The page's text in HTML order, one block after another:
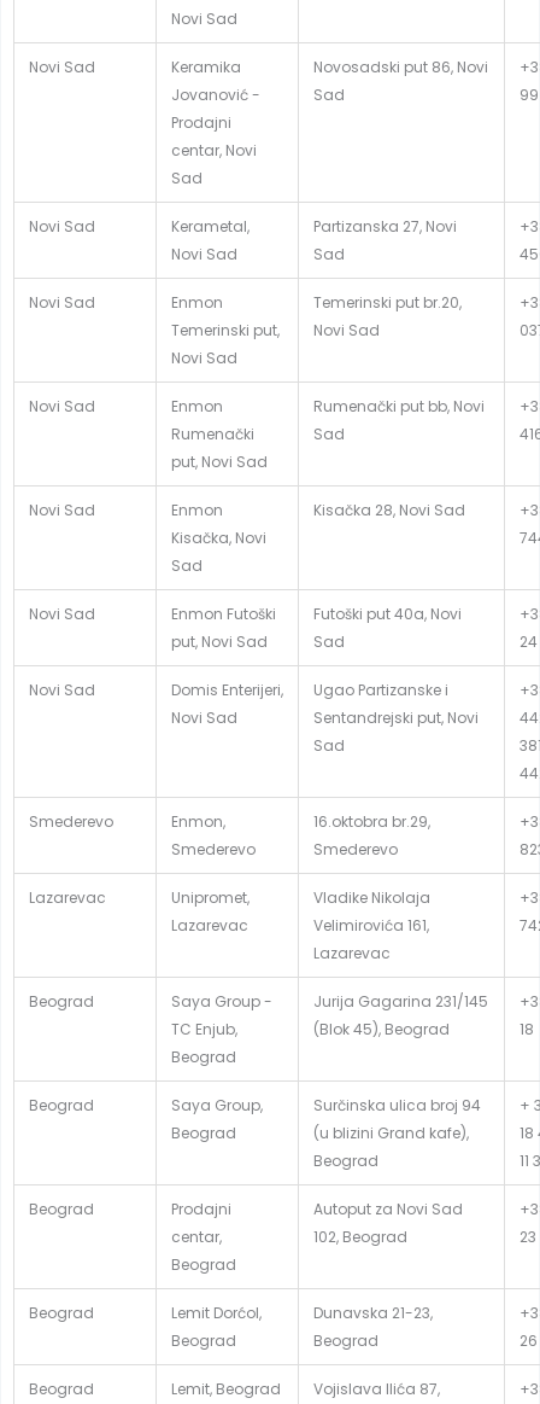
Novi Sad
Novi Sad
Keramika
Jovanović -
Prodajni
centar, Novi
Sad
Novosadski put 86, Novi
Sad
Novi Sad
Kerametal,
Novi Sad
Partizanska 27, Novi
Sad
Novi Sad
Enmon
Temerinski put,
Novi Sad
Temerinski put br.20,
Novi Sad
Novi Sad
Enmon
Rumenački
put, Novi Sad
Rumenački put bb, Novi
Sad
Novi Sad
Enmon
Kisačka, Novi
Sad
Kisačka 28, Novi Sad
Novi Sad
Enmon Futoški
put, Novi Sad
Futoški put 40a, Novi
Sad
24
Novi Sad
Domis Enterijeri,
Novi Sad
Ugao Partizanske i
Sentandrejski put, Novi
Sad
Smederevo
Enmon,
Smederevo
16.oktobra br.29,
Smederevo
Lazarevac
Unipromet,
Lazarevac
Vladike Nikolaja
Velimirovića 161,
Lazarevac
Beograd
Saya Group -
TC Enjub,
Beograd
Jurija Gagarina 231/145
(Blok 45), Beograd
18
Beograd
Saya Group,
Beograd
Surčinska ulica broj 94
(u blizini Grand kafe),
Beograd
+
18
11
Beograd
Prodajni
centar,
Beograd
Autoput za Novi Sad
102, Beograd
23
Beograd
Lemit Dorćol,
Beograd
Dunavska 21-23,
Beograd
Beograd Lemit, Beograd
Vojislava Ilića 87,